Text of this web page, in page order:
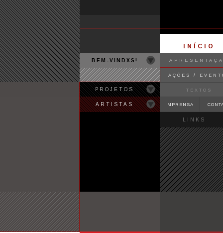
BEM-VINDXS!
PROJETOS
ARTISTAS
INÍCIO
AÇÕES /
TEXTOS
IMPRENSA
LINKS